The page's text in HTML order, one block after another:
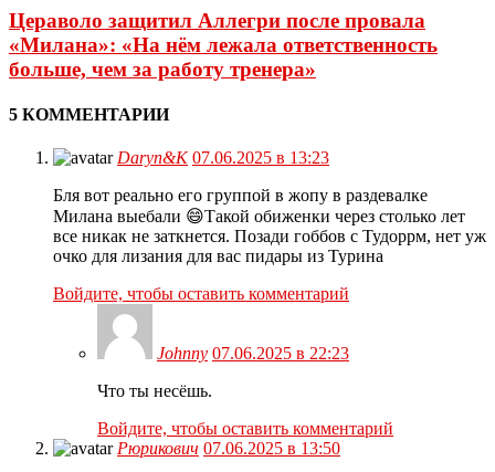
Цераволо защитил Аллегри после провала
«Милана»: «На нём лежала ответственность
больше, чем за работу тренера»
5 КОММЕНТАРИИ
Daryn&K 07.06.2025 в 13:23
Бля вот реально его группой в жопу в раздевалке
Милана выебали 😄Такой обиженки через столько лет
все никак не заткнется. Позади гоббов с Тудоррм, нет уж
очко для лизания для вас пидары из Турина
Войдите, чтобы оставить комментарий
Johnny 07.06.2025 в 22:23
Что ты несёшь.
Войдите, чтобы оставить комментарий
Рюрикович 07.06.2025 в 13:50